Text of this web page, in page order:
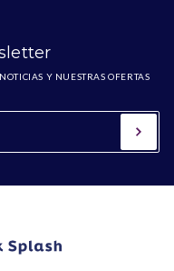
Y NUESTRAS OFERTAS